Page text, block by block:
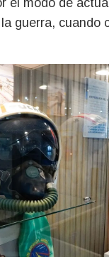
el modo de
guerra, cuando